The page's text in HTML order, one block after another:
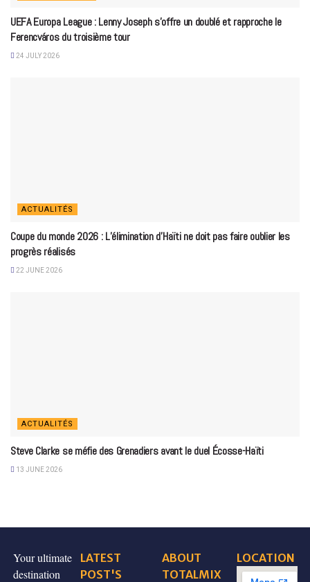
UEFA Europa League : Lenny Joseph s’offre un doublé et rapproche le
Ferencváros du troisième tour
24 JULY 2026
ACTUALITÉS
Coupe du monde 2026 : L’élimination d’Haïti ne doit pas faire oublier les
progrès réalisés
22 JUNE 2026
ACTUALITÉS
Steve Clarke se méfie des Grenadiers avant le duel Écosse-Haïti
13 JUNE 2026
Your ultimate
destination
LATEST
POST'S
ABOUT
TOTALMIX
LOCATION